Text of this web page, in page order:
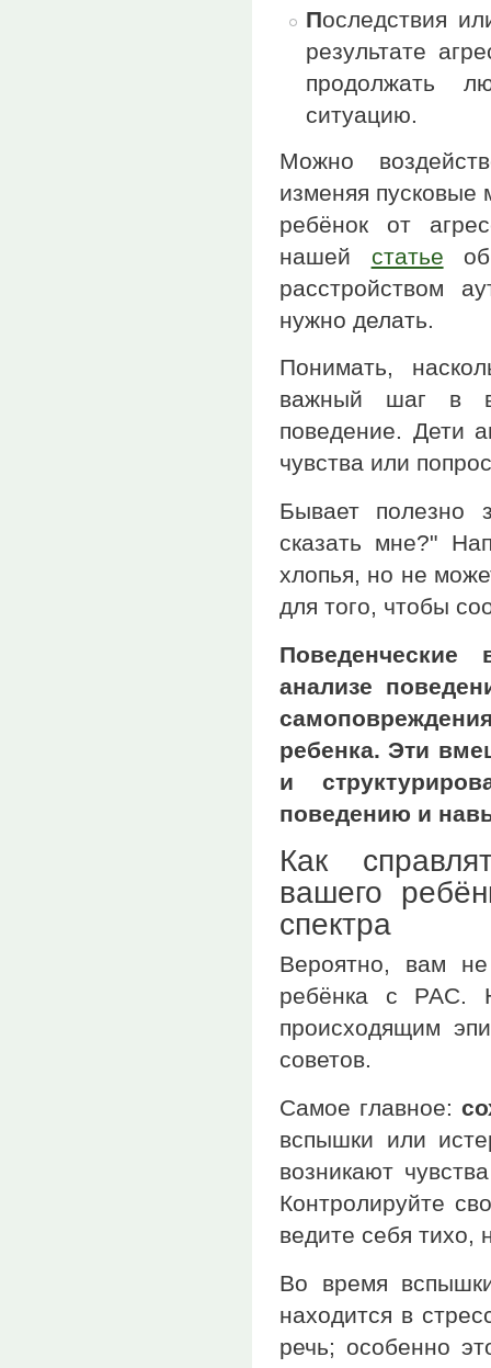
Последствия
результате
продолжать
ситуацию.
Можно
изменяя пусковые
ребёнок от
нашей статье
расстройством
нужно делать.
Понимать,
важный шаг в
поведение. Дети
чувства или
Бывает полезно
сказать мне?"
хлопья, но не
для того, чтобы
анализе
ребенка. Эти
и
поведению и
Как
вашего
спектра
Вероятно, вам
ребёнка с РАС.
происходящим
советов.
Самое главное:
вспышки или
возникают
Контролируйте
ведите себя тихо,
Во время
находится в
речь; особенно